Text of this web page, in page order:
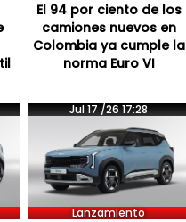
El 94 por ciento de los
camiones nuevos en
Colombia ya cumple la
norma Euro VI
Jul 17 /26 17:28
Lanzamiento